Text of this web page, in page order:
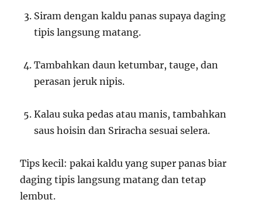
Siram dengan kaldu panas supaya daging
tipis langsung matang.
Tambahkan daun ketumbar, tauge, dan
perasan jeruk nipis.
Kalau suka pedas atau manis, tambahkan
saus hoisin dan Sriracha sesuai selera.
Tips kecil: pakai kaldu yang super panas biar
daging tipis langsung matang dan tetap
lembut.